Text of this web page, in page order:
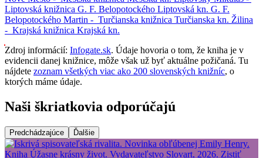
Liptovská knižnica G. F. Belopotockého Liptovská kn. G. F.
Belopotockého Martin - Turčianska knižnica Turčianska kn. Žilina
- Krajská knižnica Krajská kn.
Zdroj informácií: Infogate.sk. Údaje hovoria o tom, že kniha je v
evidencii danej knižnice, môže však už byť aktuálne požičaná. Tu
nájdete zoznam všetkých viac ako 200 slovenských knižníc, o
ktorých máme údaje.
Naši škriatkovia odporúčajú
Predchádzajúce Ďalšie